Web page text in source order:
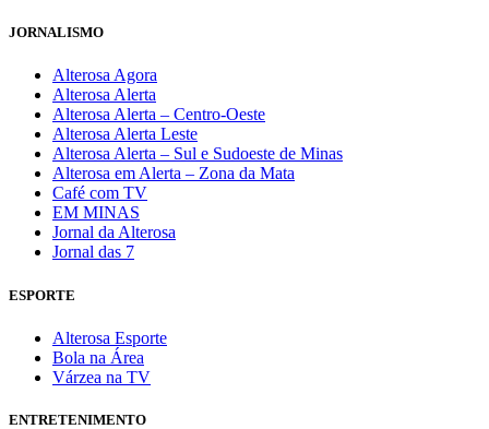
JORNALISMO
Alterosa Agora
Alterosa Alerta
Alterosa Alerta – Centro-Oeste
Alterosa Alerta Leste
Alterosa Alerta – Sul e Sudoeste de Minas
Alterosa em Alerta – Zona da Mata
Café com TV
EM MINAS
Jornal da Alterosa
Jornal das 7
ESPORTE
Alterosa Esporte
Bola na Área
Várzea na TV
ENTRETENIMENTO